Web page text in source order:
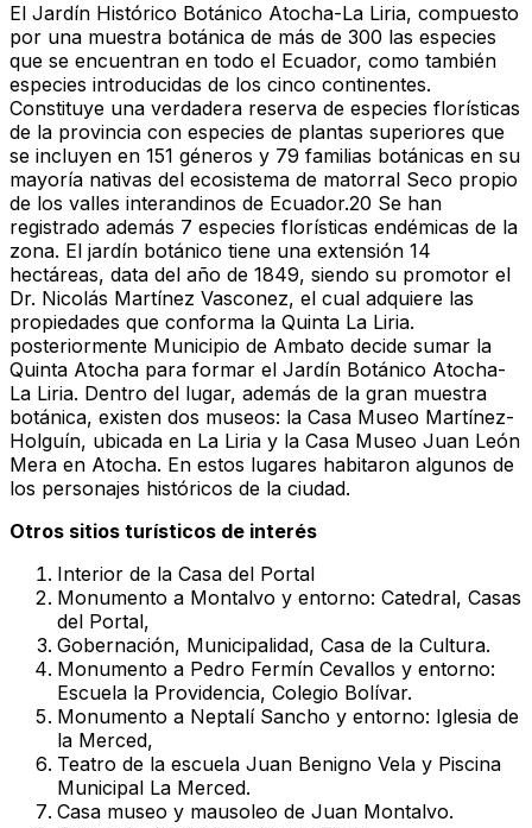
El Jardín Histórico Botánico Atocha-La Liria, compuesto
por una muestra botánica de más de 300 las especies
que se encuentran en todo el Ecuador, como también
especies introducidas de los cinco continentes.
Constituye una verdadera reserva de especies florísticas
de la provincia con especies de plantas superiores que
se incluyen en 151 géneros y 79 familias botánicas en su
mayoría nativas del ecosistema de matorral Seco propio
de los valles interandinos de Ecuador.20​ Se han
registrado además 7 especies florísticas endémicas de la
zona. El jardín botánico tiene una extensión 14
hectáreas, data del año de 1849, siendo su promotor el
Dr. Nicolás Martínez Vasconez, el cual adquiere las
propiedades que conforma la Quinta La Liria.
posteriormente Municipio de Ambato decide sumar la
Quinta Atocha para formar el Jardín Botánico Atocha-
La Liria. Dentro del lugar, además de la gran muestra
botánica, existen dos museos: la Casa Museo Martínez-
Holguín, ubicada en La Liria y la Casa Museo Juan León
Mera en Atocha. En estos lugares habitaron algunos de
los personajes históricos de la ciudad.
Otros sitios turísticos de interés
Interior de la Casa del Portal
Monumento a Montalvo y entorno: Catedral, Casas
del Portal,
Gobernación, Municipalidad, Casa de la Cultura.
Monumento a Pedro Fermín Cevallos y entorno:
Escuela la Providencia, Colegio Bolívar.
Monumento a Neptalí Sancho y entorno: Iglesia de
la Merced,
Teatro de la escuela Juan Benigno Vela y Piscina
Municipal La Merced.
Casa museo y mausoleo de Juan Montalvo.